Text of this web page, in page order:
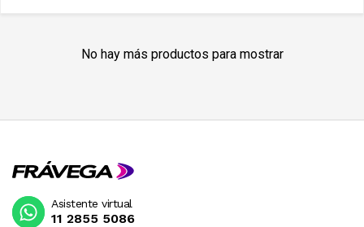
No hay más productos para mostrar
Asistente virtual
11 2855 5086